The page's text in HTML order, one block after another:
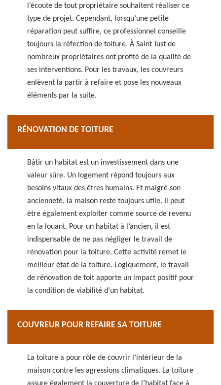
l’écoute de tout propriétaire souhaitent réaliser ce
type de projet. Cependant, lorsqu’une petite
réparation peut suffire, ce professionnel conseille
toujours la réfection de toiture. À Saint Just de
nombreux propriétaires ont profité de la qualité de
ses interventions. Pour les travaux, les couvreurs
enlèvent la partir à refaire et pose les nouveaux
éléments par la suite.
RÉNOVATION DE TOITURE
Bâtir un habitat est un investissement dans une
valeur sûre. Un logement répond toujours aux
besoins vitaux des êtres humains. Et malgré son
ancienneté, la maison reste toujours utile. Il peut
être également exploiter comme source de revenu
en la louant. Pour un habitat à l’ancien, il est
indispensable de ne pas négliger le travail de
rénovation pour la toiture. Cette activité remet le
meilleur état de la toiture. Logiquement, le travail
de rénovation de toit apporte un impact positif pour
la condition de viabilité d’un habitat.
COUVREUR POUR REFAIRE SA TOITURE
La toiture a pour rôle de couvrir l’intérieur de la
maison contre les agressions climatiques. La toiture